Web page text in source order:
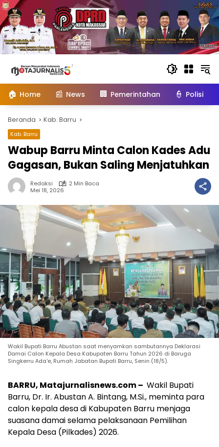
konten
🏠 Home 📰 News 🏢 Pemerintahan 👮 Polisi
Beranda Kab. Barru
Kab. Barru
Wabup Barru Minta Calon Kades Adu
Gagasan, Bukan Saling Menjatuhkan
Redaksi
2 Min Baca
Mei 18, 2026
Wakil Bupati Barru Abustan saat menyamkan sambutannya Deklarasi
Damai Calon Kepala Desa Kabupaten Barru Tahun 2026 di Baruga
Singkerru Ada'e, Rumah Jabatan Bupati Barru, Senin (18/5).
BARRU, Matajurnalisnews.com – Wakil Bupati
Barru, Dr. Ir. Abustan A. Bintang, M.Si., meminta para
calon kepala desa di Kabupaten Barru menjaga
suasana damai selama pelaksanaan Pemilihan
Kepala Desa (Pilkades) 2026.